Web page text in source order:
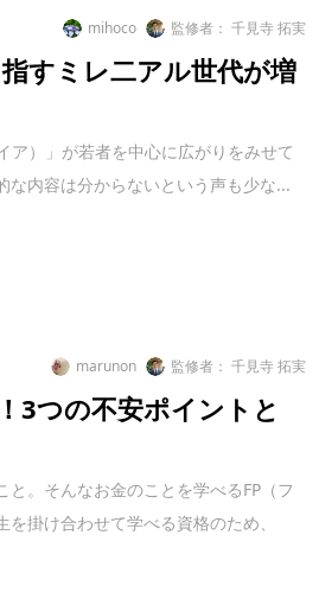
mihoco 監修者： 千見寺 拓実
すミレ二アル世代が増
ア）」が若者を中心に広がりをみせて
な内容は分からないという声も少な...
marunon 監修者： 千見寺 拓実
3つの不安ポイントと
。そんなお金のことを学べるFP（フ
掛け合わせて学べる資格のため、